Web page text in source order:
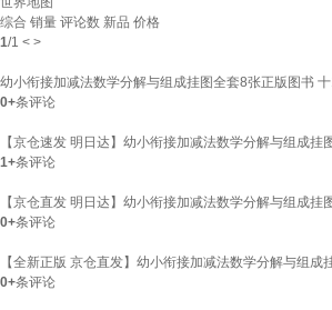
综合 销量 评论数 新品 价格
1/1 < >
幼小衔接加减法数学分解与组成挂图全套8张正版图书
0+条评论
【京仓速发 明日达】幼小衔接加减法数学分解与组成
1+条评论
【京仓直发 明日达】幼小衔接加减法数学分解与组成
0+条评论
【全新正版 京仓直发】幼小衔接加减法数学分解与组
0+条评论